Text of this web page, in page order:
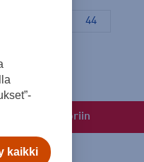
44
Lisää ostoskoriin
kaikki